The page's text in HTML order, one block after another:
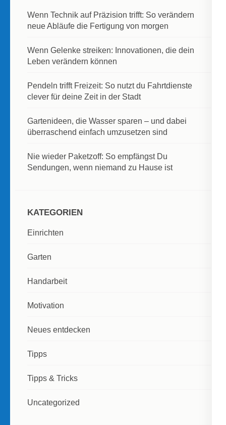
Wenn Technik auf Präzision trifft: So verändern
neue Abläufe die Fertigung von morgen
Wenn Gelenke streiken: Innovationen, die dein
Leben verändern können
Pendeln trifft Freizeit: So nutzt du Fahrtdienste
clever für deine Zeit in der Stadt
Gartenideen, die Wasser sparen – und dabei
überraschend einfach umzusetzen sind
Nie wieder Paketzoff: So empfängst Du
Sendungen, wenn niemand zu Hause ist
KATEGORIEN
Einrichten
Garten
Handarbeit
Motivation
Neues entdecken
Tipps
Tipps & Tricks
Uncategorized